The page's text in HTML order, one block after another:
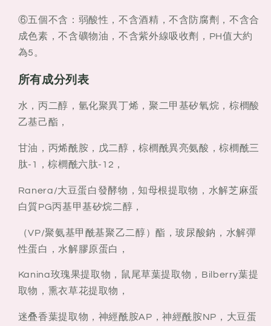
⑥五個不含：弱酸性，不含酒精，不含防腐劑，不含合
成色素，不含礦物油，不含紫外線吸收劑，PH值大約
為5。
所有成分列表
水，丙二醇，氫化聚異丁烯，聚二甲基矽氧烷，棕櫚酸
乙基己酯，
甘油，丙烯酰胺，戊二醇，棕櫚酰異亮氨酸，棕櫚酰三
肽-1，棕櫚酰六肽-12，
Ranera/大豆蛋白發酵物，知母根提取物，水解芝麻蛋
白質PG丙基甲基矽烷二醇，
（VP/聚氨基甲酰基聚乙二醇）酯，玻尿酸鈉，水解彈
性蛋白，水解膠原蛋白，
Kanina玫瑰果提取物，鼠尾草葉提取物，Bilberry葉提
取物，熏衣草花提取物，
迷叠香葉提取物，神經酰胺AP，神經酰胺NP，大豆蛋